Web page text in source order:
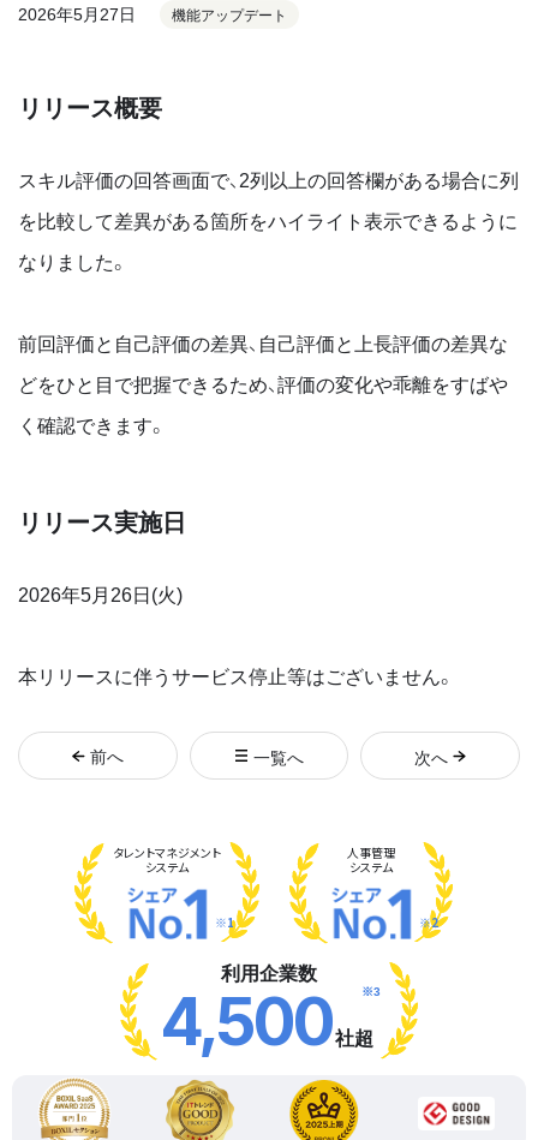
2026年5月27日 機能アップデート
リリース概要
スキル評価の回答画面で、2列以上の回答欄がある場合に列
を比較して差異がある箇所をハイライト表示できるように
なりました。
前回評価と自己評価の差異、自己評価と上長評価の差異な
どをひと目で把握できるため、評価の変化や乖離をすばや
く確認できます。
リリース実施日
2026年5月26日(火)
本リリースに伴うサービス停止等はございません。
前へ 一覧へ 次へ
タレントマネジメント
システム
※1
人事管理
システム
※2
利用企業数
4,500社超
※3